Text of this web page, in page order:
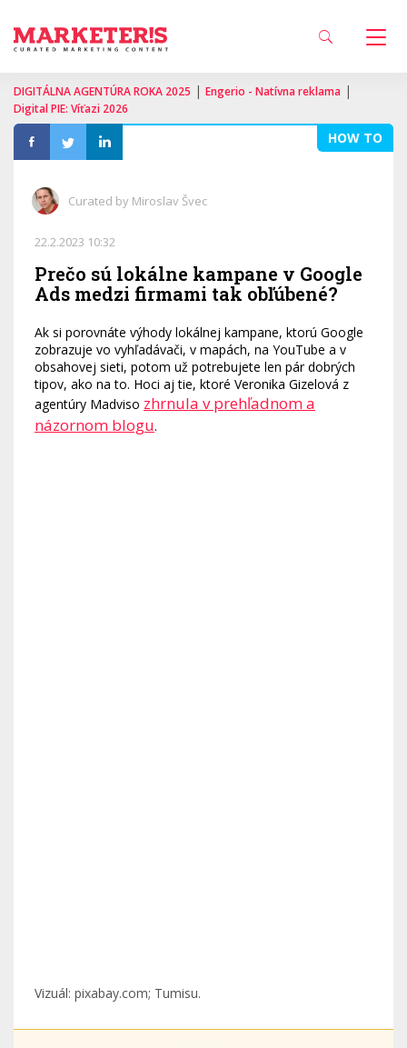
DIGITÁLNA AGENTÚRA ROKA 2025 | Engerio - Natívna reklama |
Digital PIE: Víťazi 2026
HOW TO
Curated by Miroslav Švec
22.2.2023 10:32
Prečo sú lokálne kampane v Google
Ads medzi firmami tak obľúbené?
Ak si porovnáte výhody lokálnej kampane, ktorú Google
zobrazuje vo vyhľadávači, v mapách, na YouTube a v
obsahovej sieti, potom už potrebujete len pár dobrých
tipov, ako na to. Hoci aj tie, ktoré Veronika Gizelová z
agentúry Madviso zhrnula v prehľadnom a
názornom blogu.
Vizuál: pixabay.com; Tumisu.